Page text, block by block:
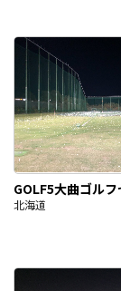
GOLF5大曲ゴル
北海道